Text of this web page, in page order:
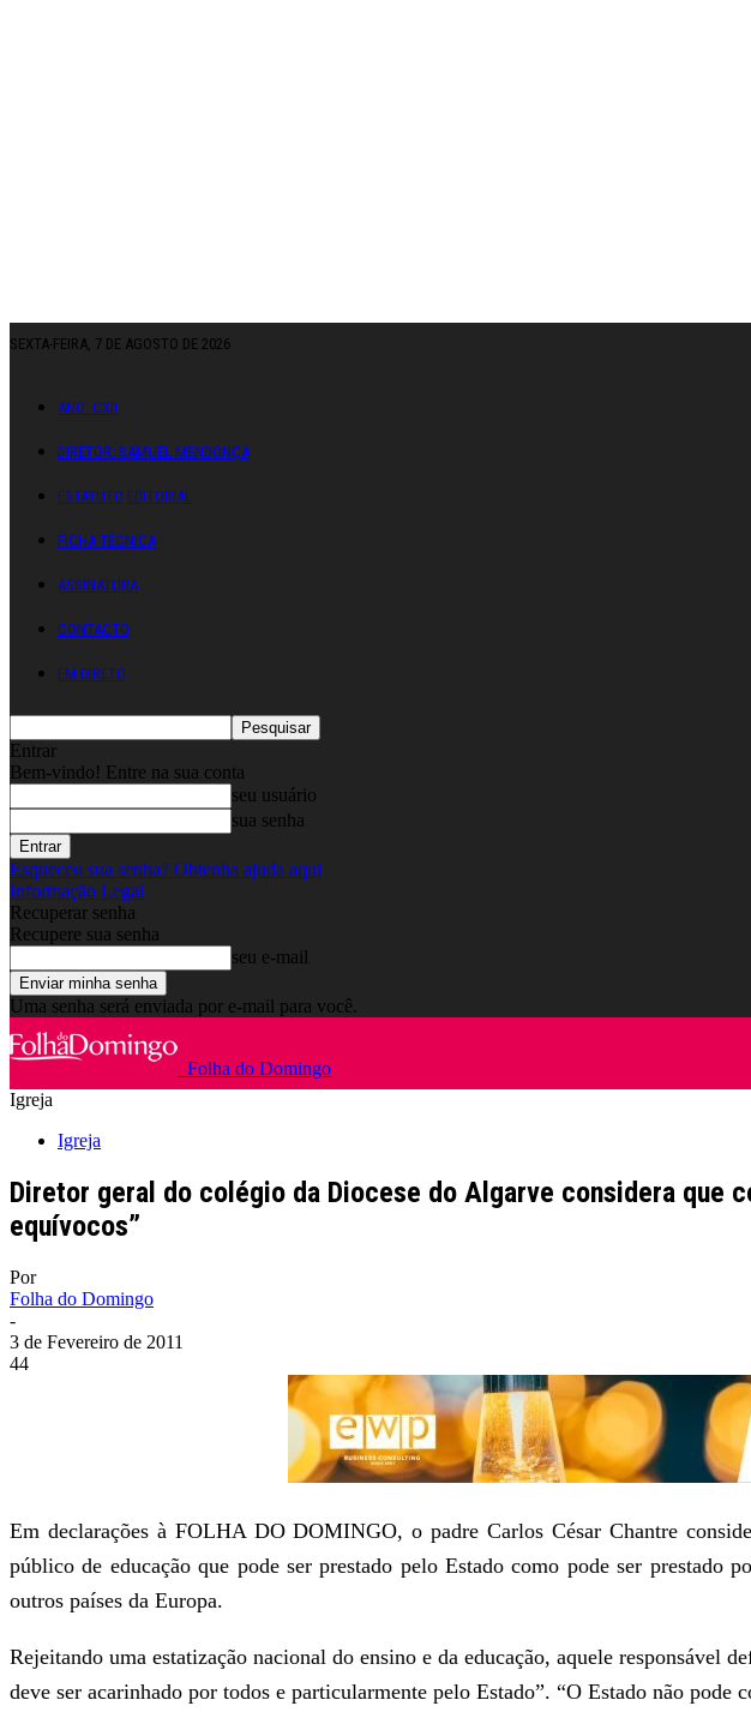
SEXTA-FEIRA, 7 DE AGOSTO DE 2026
ANO: CXII
DIRETOR: SAMUEL MENDONÇA
ESTATUTO EDITORIAL
FICHA TÉCNICA
ASSINATURA
CONTACTO
EM DIRETO
Entrar
Bem-vindo! Entre na sua conta
seu usuário
sua senha
Esqueceu sua senha? Obtenha ajuda aqui
Informação Legal
Recuperar senha
Recupere sua senha
seu e-mail
Uma senha será enviada por e-mail para você.
Folha do Domingo
Igreja
Igreja
Diretor geral do colégio da Diocese do Algarve considera que
equívocos”
Por
Folha do Domingo
-
3 de Fevereiro de 2011
44
Em declarações à FOLHA DO DOMINGO, o padre Carlos César Chantre
público de educação que pode ser prestado pelo Estado como pode ser prestado
outros países da Europa.
Rejeitando uma estatização nacional do ensino e da educação, aquele responsável
deve ser acarinhado por todos e particularmente pelo Estado”. “O Estado não